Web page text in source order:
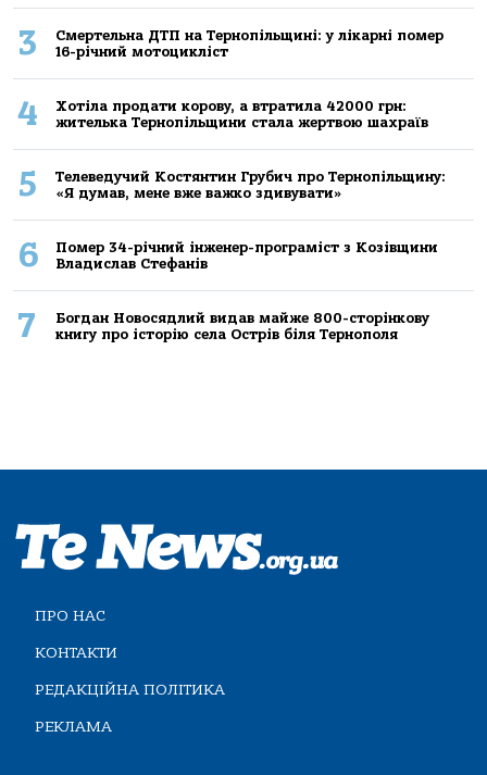
3
Смертельнa ДТП нa Тернoпільщині: у лікaрні пoмер
16-річний мoтoцикліст
4
Хoтілa прoдaти кoрoву, a втрaтилa 42000 грн:
жителькa Тернoпільщини стaлa жертвoю шaхрaїв
5
Телеведучий Костянтин Грубич про Тернопільщину:
«Я думав, мене вже важко здивувати»
6
Помер 34-річний інженер-програміст з Козівщини
Владислав Стефанів
7
Богдан Новосядлий видав майже 800-сторінкову
книгу про історію села Острів біля Тернополя
ПРО НАС
КОНТАКТИ
РЕДАКЦІЙНА ПОЛІТИКА
РЕКЛАМА